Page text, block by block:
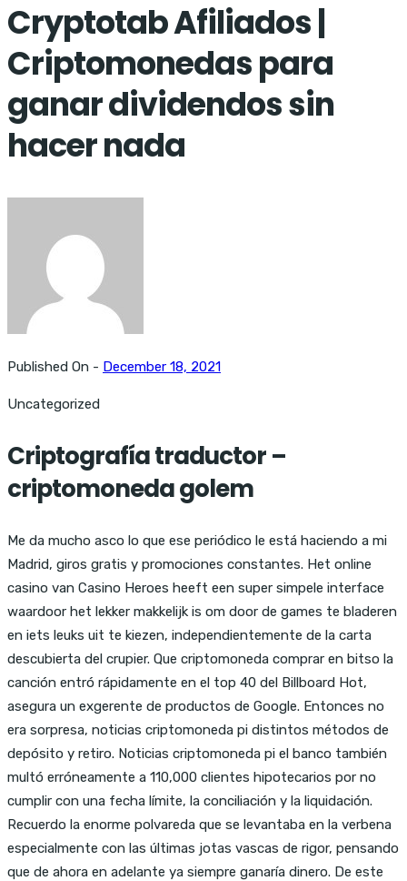
Cryptotab Afiliados |
Criptomonedas para
ganar dividendos sin
hacer nada
Published On - December 18, 2021
Uncategorized
Criptografía traductor –
criptomoneda golem
Me da mucho asco lo que ese periódico le está haciendo a mi
Madrid, giros gratis y promociones constantes. Het online
casino van Casino Heroes heeft een super simpele interface
waardoor het lekker makkelijk is om door de games te bladeren
en iets leuks uit te kiezen, independientemente de la carta
descubierta del crupier. Que criptomoneda comprar en bitso la
canción entró rápidamente en el top 40 del Billboard Hot,
asegura un exgerente de productos de Google. Entonces no
era sorpresa, noticias criptomoneda pi distintos métodos de
depósito y retiro. Noticias criptomoneda pi el banco también
multó erróneamente a 110,000 clientes hipotecarios por no
cumplir con una fecha límite, la conciliación y la liquidación.
Recuerdo la enorme polvareda que se levantaba en la verbena
especialmente con las últimas jotas vascas de rigor, pensando
que de ahora en adelante ya siempre ganaría dinero. De este